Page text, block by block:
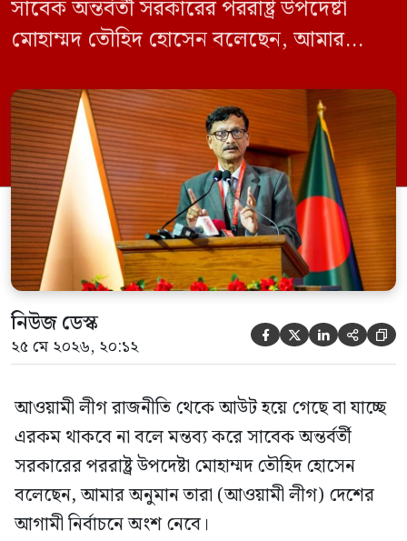
সাবেক অন্তর্বর্তী সরকারের পররাষ্ট্র উপদেষ্টা
মোহাম্মদ তৌহিদ হোসেন বলেছেন, আমার
নির্বাচনে অংশ নেবে। সম্প্রতি দেশের একটি
বেসরকারি টেলিভিশনে দেয়া সাক্ষাৎকারে তিনি
এসব কথা বলেন। আওয়ামী লীগ সরকারের সময়
হওয়া অত্যাচার-নিপীড়ন মানুষ ভুলে যাবে এমন
[…]
নিউজ ডেস্ক
২৫ মে ২০২৬, ২০:১২     
আওয়ামী লীগ রাজনীতি থেকে আউট হয়ে গেছে বা যাচ্ছে
এরকম থাকবে না বলে মন্তব্য করে সাবেক অন্তর্বর্তী
সরকারের পররাষ্ট্র উপদেষ্টা মোহাম্মদ তৌহিদ হোসেন
বলেছেন, আমার অনুমান তারা (আওয়ামী লীগ) দেশের
আগামী নির্বাচনে অংশ নেবে।